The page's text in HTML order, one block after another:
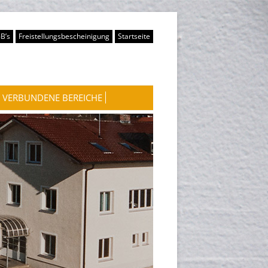
Freistellungsbescheinigung Startseite
VERBUNDENE BEREICHE
WASSERKRAFTWERKE
WOHNUNGSVERMIETUNG